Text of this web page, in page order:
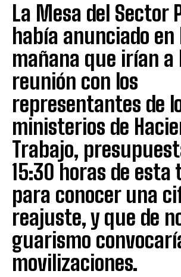
La Mesa del Sector
había anunciado en
mañana que irían a
reunión con los
representantes de
ministerios de
Trabajo,
15:30 horas de esta
para conocer una
reajuste, y que de
guarismo
movilizaciones.